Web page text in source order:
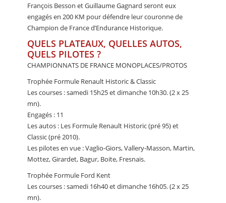
François Besson et Guillaume Gagnard seront eux
engagés en 200 KM pour défendre leur couronne de
Champion de France d’Endurance Historique.
QUELS PLATEAUX, QUELLES AUTOS,
QUELS PILOTES ?
CHAMPIONNATS DE FRANCE MONOPLACES/PROTOS
Trophée Formule Renault Historic & Classic
Les courses : samedi 15h25 et dimanche 10h30. (2 x 25
mn).
Engagés : 11
Les autos : Les Formule Renault Historic (pré 95) et
Classic (pré 2010).
Les pilotes en vue : Vaglio-Giors, Vallery-Masson, Martin,
Mottez, Girardet, Bagur, Boite, Fresnais.
Trophée Formule Ford Kent
Les courses : samedi 16h40 et dimanche 16h05. (2 x 25
mn).